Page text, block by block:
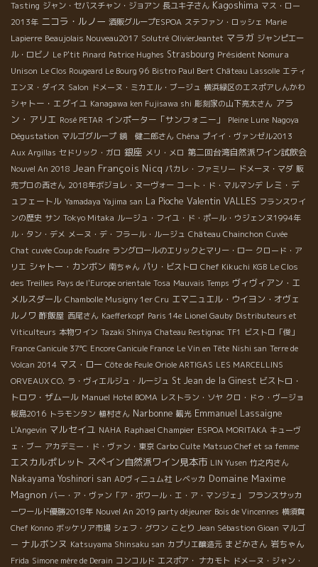
Tasting ジャン・セバスチャン・ジョアン 長ユキ子さん Kagoshima マス・ロー
2013年 ニコラ・ルノー 酒販グループESPOA ステファン・ロッシェ Marie
Lapierre Beaujolais Nouveau2017 Solutré OlivierJeantet マラガ ジャンピエー
ル・ロビノ Le P'tit Pinard Patrice Hughes Strasbourg Président Nomura
Unison Le Clos Rougeard Le Bourg 96 Bistro Paul Bert Château Lassolle エティ
エンヌ・ダイス Salon ドメーヌ・ミカエル・ブージュ 横浜緑区のエスポアしんかわ
シャトー・エグイユ Kanagawa ken Fujisawa shi 彫刻家の山下亮太さん アラ
ン・アリエ Rosé PETAR インポーター「サンフォニー」 Pleine Lune Nagoya
Dégustation マルゴグループ 鏡 健二郎さん Chéna プイイ・ヴァンゼル2013
Aux Argillas セドリック・ガロ 銀座 メリ・メロ 第二回台湾自然派ワイン試飲会
Nouvel An 2018 Jean François Nicq パカレ・ファミリー ドメーヌ・マダ 販
売プロの西さん 2018年ボジョレ・ヌーヴォー コート・ド・マルマンデ レミ・デ
ュフェートル Yamadaya Yajima san La Pioche Valentin VALLES フランスワイ
ンの歴史 サン Tokyo Mitaka ルージュ・フイユ・ド・ポール・ウジェンヌ1994年
ル・タン・デメ メーヌ・デ・フラール・ルージュ Château Chainchon Cuvée
Chat cuvée Coup de Foudre ラングロールのエリックとマリー・ロー クロード・ア
リエ シャトー・カンボン 南ちゃん パリ・ビストロ Chef Kikuchi KGB Le Clos
des Treilles Pays de l'Europe orientale Tosa Mauvais Temps ヴィヴィアン・エ
メルスダール Chambolle Musigny 1er Cru エマニュエル・ウイヨン・オヴェ
ルノワ 酢飯屋 西尾さん Kaefferkopf Paris 14e Lionel Gauby Distributeurs et
Viticulteurs 本物ワイン Tazaki Shinya Chateau Restignac TF1 ビストロ「俊」
France Canicule 37℃ Encore Canicule France Le Vin en Tête Nishi san Terre de
Volcan 2014 マス・ロー Côte de Feule Oriole ARTIGAS LES MARCELLINS
ORVEAUX CO. ラ・ヴィエルジュ・ルージュ St Jean de la Ginest ビストロ・
トロワ・ザムール Manuel Hotel BOMA レストラン・ソヤ クロ・ドゥ・ヴージョ
桜島2016 トラモンタン 植村さん Narbonne 観光 Emmanuel Lassaigne
L'Angevin マルセイユ NAHA Raphael Champier ESPOA MORITAKA キューヴ
ェ・ブー アカデミー・ド・ヴァン・東京 Carbo Culte Matsuo Chef et sa femme
エスカルポレット スペイン自然派ワイン見本市 LIN Yusen 竹之内さん
Nakayama Yoshinori san ADヴィニュム社 レベッカ Domaine Maxime
Magnon バー・ア・ヴァン「ア・ボワール・エ・ア・マンジェ」
フランスサッカ
ーワールド優勝2018年 Nouvel An 2019 party déjeuner Bois de Vincennes 横須賀
Chef Konno ボッケリア市場 シェフ・グワン ことり Jean Sébastion Gioan マルゴ
ー ナルボンヌ Katsuyama Shinsaku san カプリエ醸造元 まどかさん 岩ちゃん
Frida Simone mère de Derain コンコルド エスポア・ ナカモト ドメーヌ・ジャン・